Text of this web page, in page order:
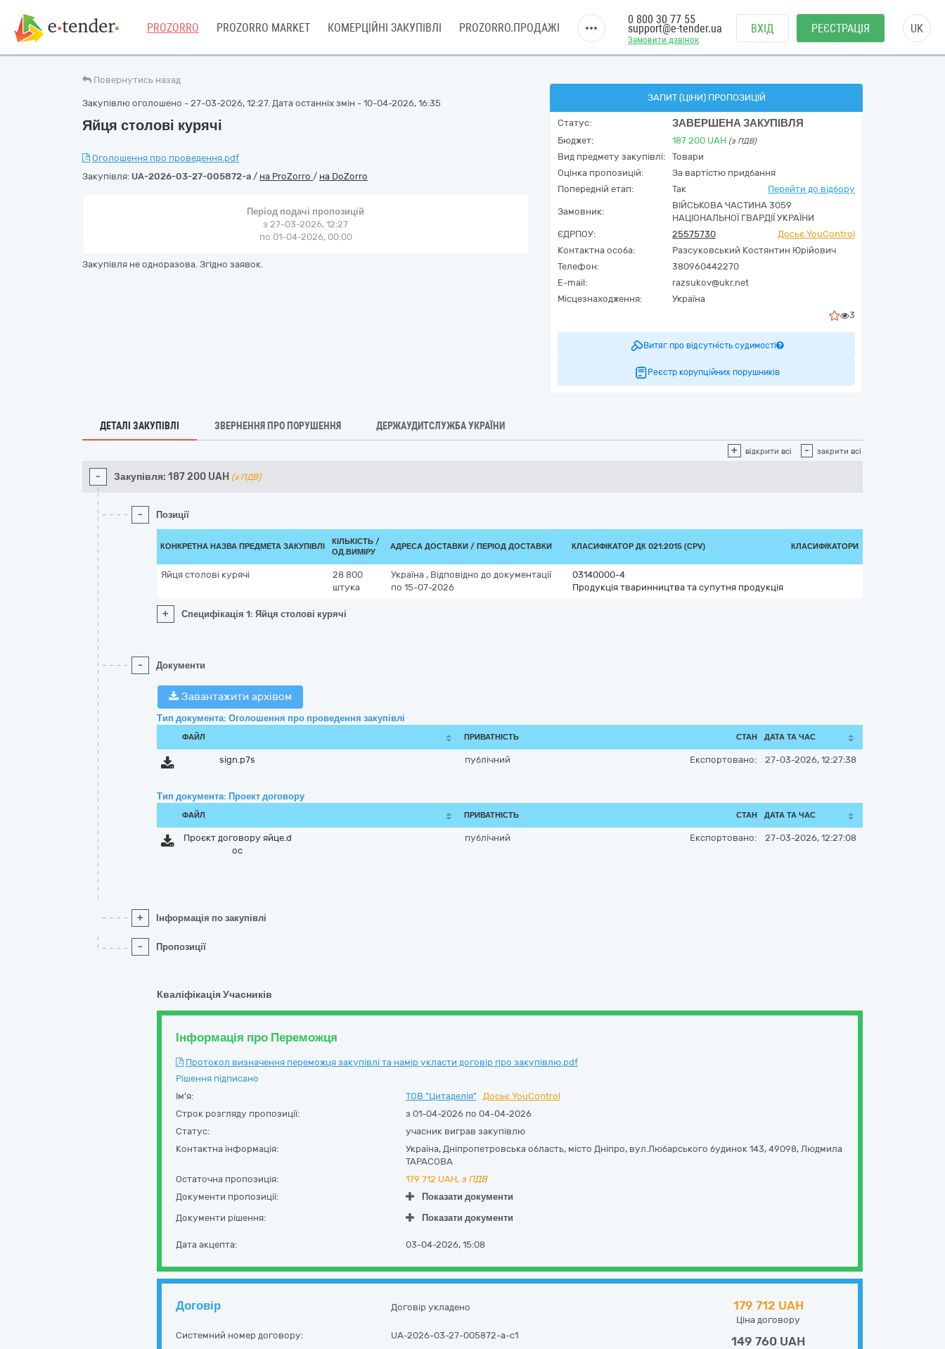
PROZORRO PROZORRO MARKET КОМЕРЦІЙНІ ЗАКУПІВЛІ PROZORRO.ПРОДАЖІ
Замовити дзвінок
0 800 30 77 55
support@e-tender.ua ВХІД РЕЄСТРАЦІЯ UK
Повернутись назад
Закупівлю оголошено - 27-03-2026, 12:27. Дата останніх змін - 10-04-2026, 16:35
Яйця столові курячі
Оголошення про проведення.pdf
Закупівля: UA-2026-03-27-005872-a / на ProZorro / на DoZorro
Період подачі пропозицій
з 27-03-2026, 12:27
по 01-04-2026, 00:00
Закупівля не одноразова. Згідно заявок.
ЗАПИТ (ЦІНИ) ПРОПОЗИЦІЙ
Статус: ЗАВЕРШЕНА ЗАКУПІВЛЯ
Бюджет: 187 200 UAH (з ПДВ)
Вид предмету закупівлі:
Товари
Оцінка пропозицій:
За вартістю придбання
Попередній етап:
Так Перейти до відбору
Замовник:
ВІЙСЬКОВА ЧАСТИНА 3059
НАЦІОНАЛЬНОЇ ГВАРДІЇ УКРАЇНИ
ЄДРПОУ:
25575730
Досьє YouControl
Контактна особа:
Разсуковський Костянтин Юрійович
Телефон:
380960442270
E-mail:
razsukov@ukr.net
Місцезнаходження:
Україна
3
Витяг про відсутність судимості
Реєстр корупційних порушників
ДЕТАЛІ ЗАКУПІВЛІ ЗВЕРНЕННЯ ПРО ПОРУШЕННЯ ДЕРЖАУДИТСЛУЖБА УКРАЇНИ
+ відкрити всі - закрити всі
- Закупівля: 187 200 UAH (з ПДВ)
- Позиції
КОНКРЕТНА НАЗВА ПРЕДМЕТА ЗАКУПІВЛІ
КІЛЬКІСТЬ /
ОД.ВИМІРУ
АДРЕСА ДОСТАВКИ / ПЕРІОД ДОСТАВКИ КЛАСИФІКАТОР ДК 021:2015 (CPV) КЛАСИФІКАТОРИ
Яйця столові курячі
28 800
штука
Україна , Відповідно до документації
по 15-07-2026
03140000-4
Продукція тваринництва та супутня продукція
+ Специфікація 1: Яйця столові курячі
- Документи
Завантажити архівом
Тип документа: Оголошення про проведення закупівлі
ФАЙЛ ПРИВАТНІСТЬ СТАН ДАТА ТА ЧАС
sign.p7s публічний Експортовано: 27-03-2026, 12:27:38
Тип документа: Проект договору
ФАЙЛ ПРИВАТНІСТЬ СТАН ДАТА ТА ЧАС
Проєкт договору яйце.d
oc
публічний Експортовано: 27-03-2026, 12:27:08
+ Інформація по закупівлі
- Пропозиції
Кваліфікація Учасників
Інформація про Переможця
Протокол визначення переможця закупівлі та намір укласти договір про закупівлю.pdf
Рішення підписано
Ім'я:
ТОВ "Цитаделія"
Досьє YouControl
Строк розгляду пропозиції:
з 01-04-2026 по 04-04-2026
Статус:
учасник виграв закупівлю
Контактна інформація:
Україна, Дніпропетровська область, місто Дніпро, вул.Любарського будинок 143, 49098, Людмила
ТАРАСОВА
Остаточна пропозиція:
179 712 UAH, з ПДВ
Документи пропозиції:
Показати документи
Документи рішення:
Показати документи
Дата акцепта: 03-04-2026, 15:08
Договір Договір укладено
Системний номер договору: UA-2026-03-27-005872-a-c1
179 712 UAH
Ціна договору
149 760 UAH